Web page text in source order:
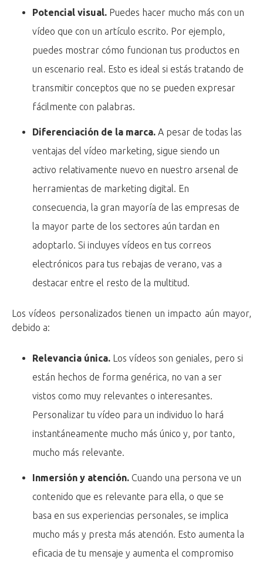
Potencial visual. Puedes hacer mucho más con un
vídeo que con un artículo escrito. Por ejemplo,
puedes mostrar cómo funcionan tus productos en
un escenario real. Esto es ideal si estás tratando de
transmitir conceptos que no se pueden expresar
fácilmente con palabras.
Diferenciación de la marca. A pesar de todas las
ventajas del vídeo marketing, sigue siendo un
activo relativamente nuevo en nuestro arsenal de
herramientas de marketing digital. En
consecuencia, la gran mayoría de las empresas de
la mayor parte de los sectores aún tardan en
adoptarlo. Si incluyes vídeos en tus correos
electrónicos para tus rebajas de verano, vas a
destacar entre el resto de la multitud.
Los vídeos personalizados tienen un impacto aún mayor,
debido a:
Relevancia única. Los vídeos son geniales, pero si
están hechos de forma genérica, no van a ser
vistos como muy relevantes o interesantes.
Personalizar tu vídeo para un individuo lo hará
instantáneamente mucho más único y, por tanto,
mucho más relevante.
Inmersión y atención. Cuando una persona ve un
contenido que es relevante para ella, o que se
basa en sus experiencias personales, se implica
mucho más y presta más atención. Esto aumenta la
eficacia de tu mensaje y aumenta el compromiso